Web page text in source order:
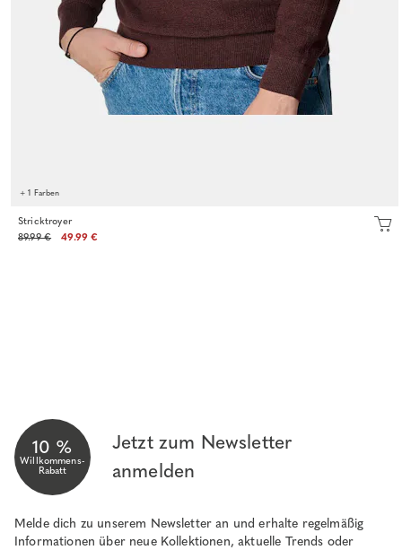
+ 1 Farben
Stricktroyer
89.99 €
49.99 €
10 %
Willkommens-
Rabatt
Jetzt zum Newsletter
anmelden
Melde dich zu unserem Newsletter an und erhalte regelmäßig
Informationen über neue Kollektionen, aktuelle Trends oder